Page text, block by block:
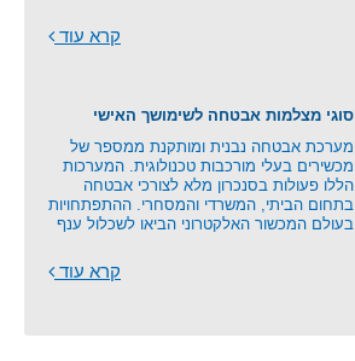
קרא עוד
סוגי מצלמות אבטחה לשימושך האישי
מערכת אבטחה נבנית ומותקנת ממספר של
מכשירים בעלי מורכבות טכנולוגית. המערכות
הללו פעולות בסנכרון מלא לצורכי אבטחה
בתחום הביתי, המשרדי והמסחרי. ההתפתחויות
בעולם המכשור האלקטרוני הביאו לשכלול ענף
קרא עוד